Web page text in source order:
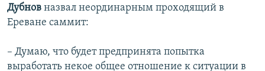
Дубнов назвал неординарным проходящий в
Ереване саммит:
– Думаю, что будет предпринята попытка
выработать некое общее отношение к ситуации в